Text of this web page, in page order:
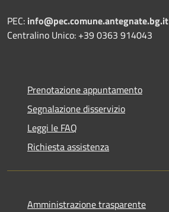
PEC: info@pec.comune.antegnate.bg.it
Centralino Unico: +39 0363 914043
Prenotazione appuntamento
Segnalazione disservizio
Leggi le FAQ
Richiesta assistenza
Amministrazione trasparente